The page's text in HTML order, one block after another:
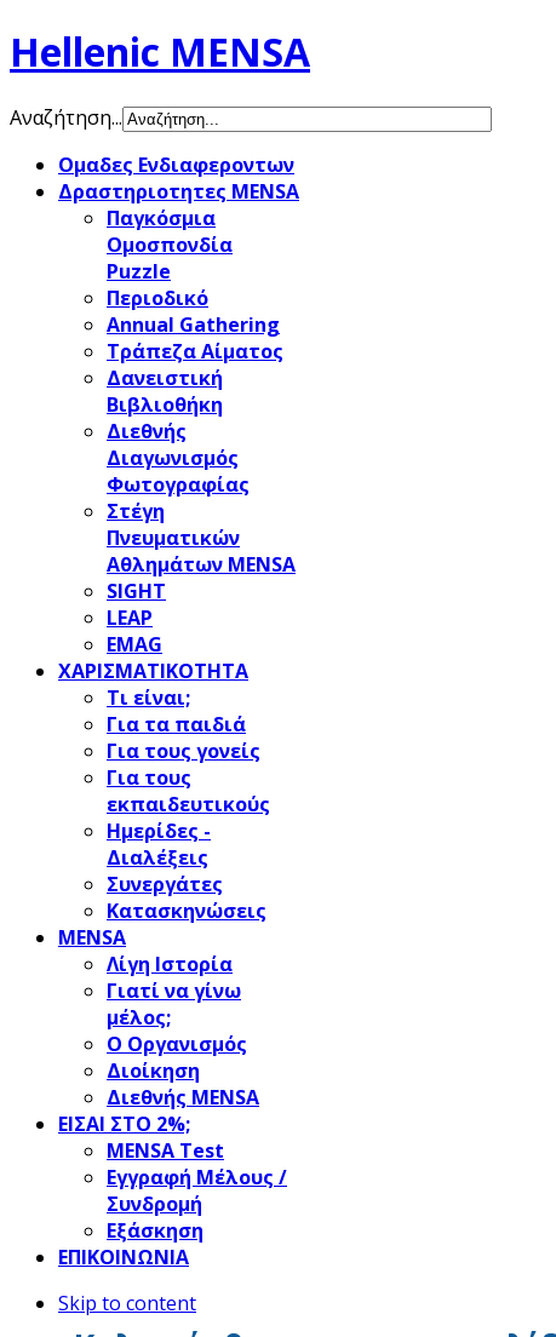
Hellenic MENSA
Αναζήτηση...
Ομαδες Ενδιαφεροντων
Δραστηριοτητες MENSA
Παγκόσμια
Ομοσπονδία
Puzzle
Περιοδικό
Annual Gathering
Τράπεζα Αίματος
Δανειστική
Βιβλιοθήκη
Διεθνής
Διαγωνισμός
Φωτογραφίας
Στέγη
Πνευματικών
Αθλημάτων MENSA
SIGHT
LEAP
EMAG
ΧΑΡΙΣΜΑΤΙΚΟΤΗΤΑ
Τι είναι;
Για τα παιδιά
Για τους γονείς
Για τους
εκπαιδευτικούς
Ημερίδες -
Διαλέξεις
Συνεργάτες
Κατασκηνώσεις
MENSA
Λίγη Ιστορία
Γιατί να γίνω
μέλος;
Ο Οργανισμός
Διοίκηση
Διεθνής MENSA
ΕΙΣΑΙ ΣΤΟ 2%;
ΜΕΝSΑ Test
Εγγραφή Μέλους /
Συνδρομή
Εξάσκηση
ΕΠΙΚΟΙΝΩΝΙΑ
Skip to content